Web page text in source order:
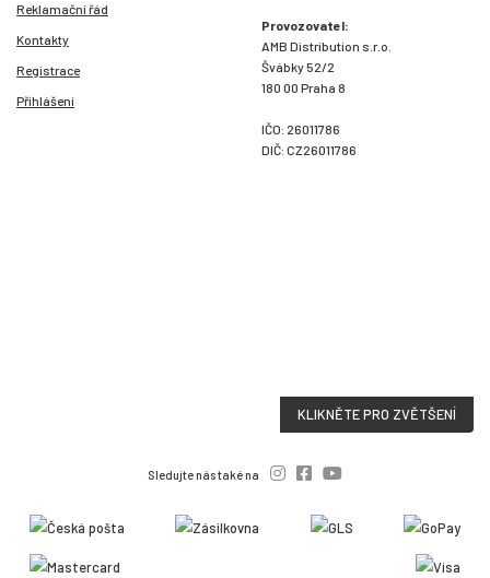
Reklamační řád
Kontakty
Registrace
Přihlášení
Provozovatel:
AMB Distribution s.r.o.
Švábky 52/2
180 00 Praha 8
IČO: 26011786
DIČ: CZ26011786
KLIKNĚTE PRO ZVĚTŠENÍ
Sledujte nás také na